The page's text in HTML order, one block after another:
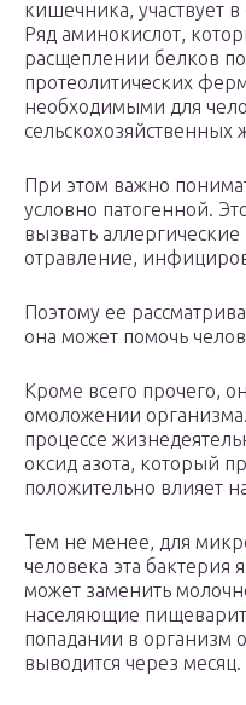
кишечника, участвует
Ряд аминокислот,
расщеплении белков
протеолитических
необходимыми для
сельскохозяйственных
При этом важно
условно патогенной.
вызвать
отравление,
Поэтому ее
она может помочь
Кроме всего прочего,
омоложении организма.
процессе
оксид азота, который
положительно влияет
Тем не менее, для
человека эта бактерия
может заменить
населяющие
попадании в организм
выводится через месяц.